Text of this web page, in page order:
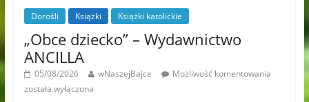
Dorośli Książki Książki katolickie
„Obce dziecko” – Wydawnictwo
ANCILLA
05/08/2026 wNaszejBajce
Możliwość komentowania
została wyłączona